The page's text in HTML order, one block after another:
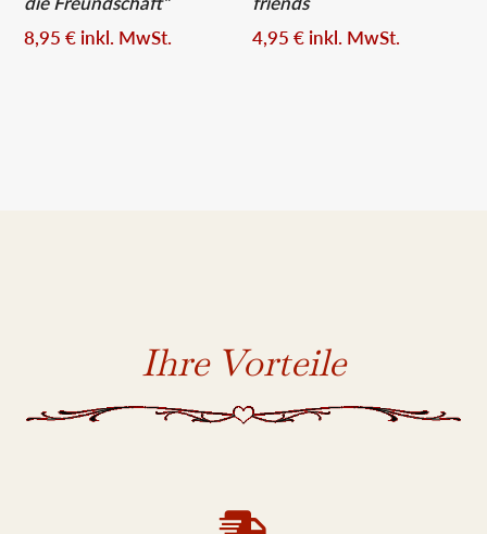
8,95€ inkl. MwSt.
4,95€ inkl. MwSt.
Ihre Vorteile